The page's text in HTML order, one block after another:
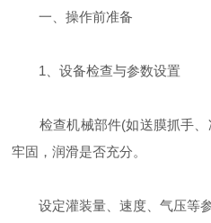
一、操作前准备
‌1、设备检查与参数设置‌
检查机械部件(如送膜抓手、
牢固，润滑是否充分‌。
设定灌装量、速度、气压等参